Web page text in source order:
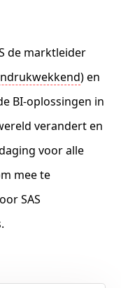
de marktleider
) en
BI-oplossingen in
verandert en
voor alle
mee te
SAS